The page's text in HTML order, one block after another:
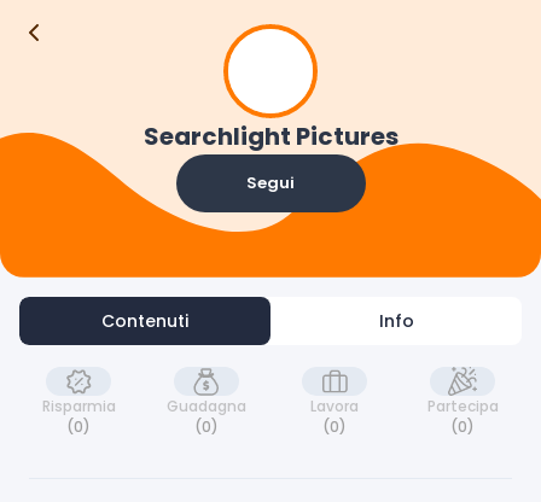
Searchlight Pictures
Segui
Contenuti Info
Risparmia
(0)
Guadagna
(0)
Lavora
(0)
Partecipa
(0)